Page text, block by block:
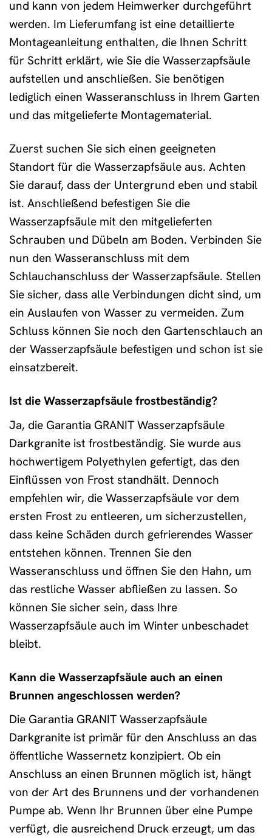
und kann von jedem Heimwerker durchgeführt
werden. Im Lieferumfang ist eine detaillierte
Montageanleitung enthalten, die Ihnen Schritt
für Schritt erklärt, wie Sie die Wasserzapfsäule
aufstellen und anschließen. Sie benötigen
lediglich einen Wasseranschluss in Ihrem Garten
und das mitgelieferte Montagematerial.
Zuerst suchen Sie sich einen geeigneten
Standort für die Wasserzapfsäule aus. Achten
Sie darauf, dass der Untergrund eben und stabil
ist. Anschließend befestigen Sie die
Wasserzapfsäule mit den mitgelieferten
Schrauben und Dübeln am Boden. Verbinden Sie
nun den Wasseranschluss mit dem
Schlauchanschluss der Wasserzapfsäule. Stellen
Sie sicher, dass alle Verbindungen dicht sind, um
ein Auslaufen von Wasser zu vermeiden. Zum
Schluss können Sie noch den Gartenschlauch an
der Wasserzapfsäule befestigen und schon ist sie
einsatzbereit.
Ist die Wasserzapfsäule frostbeständig?
Ja, die Garantia GRANIT Wasserzapfsäule
Darkgranite ist frostbeständig. Sie wurde aus
hochwertigem Polyethylen gefertigt, das den
Einflüssen von Frost standhält. Dennoch
empfehlen wir, die Wasserzapfsäule vor dem
ersten Frost zu entleeren, um sicherzustellen,
dass keine Schäden durch gefrierendes Wasser
entstehen können. Trennen Sie den
Wasseranschluss und öffnen Sie den Hahn, um
das restliche Wasser abfließen zu lassen. So
können Sie sicher sein, dass Ihre
Wasserzapfsäule auch im Winter unbeschadet
bleibt.
Kann die Wasserzapfsäule auch an einen
Brunnen angeschlossen werden?
Die Garantia GRANIT Wasserzapfsäule
Darkgranite ist primär für den Anschluss an das
öffentliche Wassernetz konzipiert. Ob ein
Anschluss an einen Brunnen möglich ist, hängt
von der Art des Brunnens und der vorhandenen
Pumpe ab. Wenn Ihr Brunnen über eine Pumpe
verfügt, die ausreichend Druck erzeugt, um das